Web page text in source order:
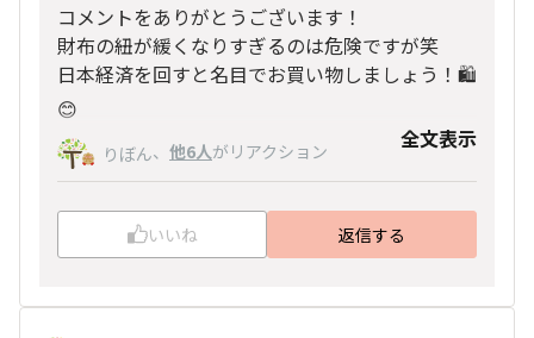
コメントをありがとうございます！
財布の紐が緩くなりすぎるのは危険ですが笑
日本経済を回すと名目でお買い物しましょう！🛍
😊
りぼん、 他6人がリアクション 全文表示
いいね 返信する